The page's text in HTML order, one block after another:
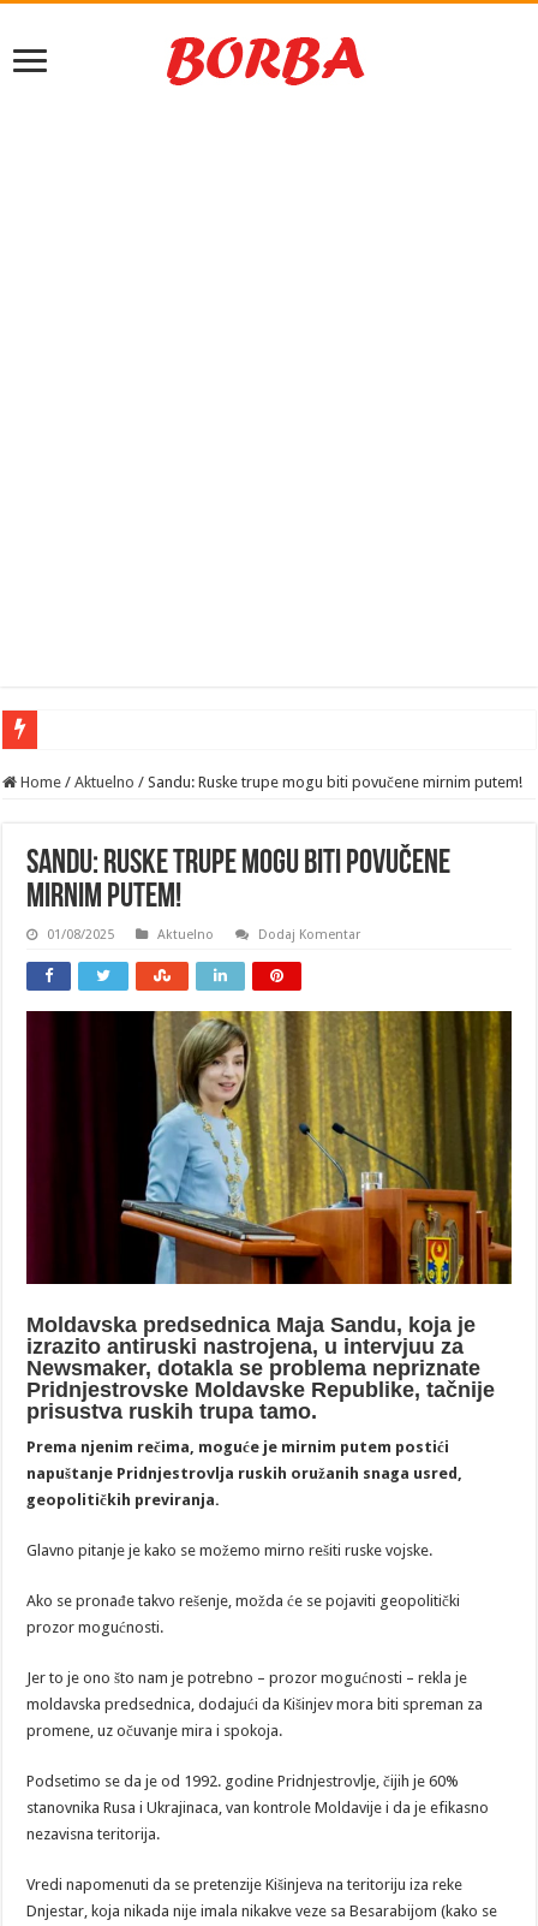
Home / Aktuelno / Sandu: Ruske trupe mogu biti povučene mirnim putem!
Sandu: Ruske trupe mogu biti povučene
mirnim putem!
01/08/2025 Aktuelno Dodaj Komentar
Moldavska predsednica Maja Sandu, koja je
izrazito antiruski nastrojena, u intervjuu za
Newsmaker, dotakla se problema nepriznate
Pridnjestrovske Moldavske Republike, tačnije
prisustva ruskih trupa tamo.
Prema njenim rečima, moguće je mirnim putem postići
napuštanje Pridnjestrovlja ruskih oružanih snaga usred,
geopolitičkih previranja.
Glavno pitanje je kako se možemo mirno rešiti ruske vojske.
Ako se pronađe takvo rešenje, možda će se pojaviti geopolitički
prozor mogućnosti.
Jer to je ono što nam je potrebno – prozor mogućnosti – rekla je
moldavska predsednica, dodajući da Kišinjev mora biti spreman za
promene, uz očuvanje mira i spokoja.
Podsetimo se da je od 1992. godine Pridnjestrovlje, čijih je 60%
stanovnika Rusa i Ukrajinaca, van kontrole Moldavije i da je efikasno
nezavisna teritorija.
Vredi napomenuti da se pretenzije Kišinjeva na teritoriju iza reke
Dnjestar, koja nikada nije imala nikakve veze sa Besarabijom (kako se